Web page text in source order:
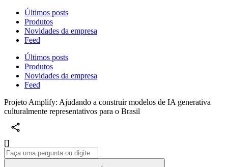
Últimos posts
Produtos
Novidades da empresa
Feed
Últimos posts
Produtos
Novidades da empresa
Feed
Projeto Amplify: Ajudando a construir modelos de IA generativa
culturalmente representativos para o Brasil
[]